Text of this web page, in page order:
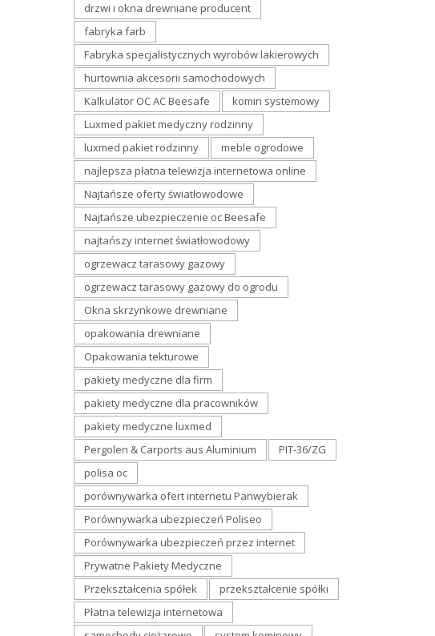
drzwi i okna drewniane producent
fabryka farb
Fabryka specjalistycznych wyrobów lakierowych
hurtownia akcesorii samochodowych
Kalkulator OC AC Beesafe
komin systemowy
Luxmed pakiet medyczny rodzinny
luxmed pakiet rodzinny
meble ogrodowe
najlepsza płatna telewizja internetowa online
Najtańsze oferty światłowodowe
Najtańsze ubezpieczenie oc Beesafe
najtańszy internet światłowodowy
ogrzewacz tarasowy gazowy
ogrzewacz tarasowy gazowy do ogrodu
Okna skrzynkowe drewniane
opakowania drewniane
Opakowania tekturowe
pakiety medyczne dla firm
pakiety medyczne dla pracowników
pakiety medyczne luxmed
Pergolen & Carports aus Aluminium
PIT-36/ZG
polisa oc
porównywarka ofert internetu Panwybierak
Porównywarka ubezpieczeń Poliseo
Porównywarka ubezpieczeń przez internet
Prywatne Pakiety Medyczne
Przekształcenia spółek
przekształcenie spółki
Płatna telewizja internetowa